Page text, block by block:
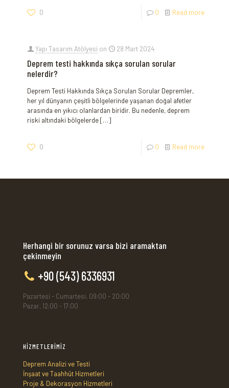
0 0 Read more
Yapı Tasarım Atölyesi on 28 Mart 2024
Deprem testi hakkında sıkça sorulan sorular
nelerdir?
Deprem Testi Hakkında Sıkça Sorulan Sorular Depremler,
her yıl dünyanın çeşitli bölgelerinde yaşanan doğal afetler
arasında en yıkıcı olanlardan biridir. Bu nedenle, deprem
riski altındaki bölgelerde[…]
0 0 Read more
Herhangi bir sorunuz varsa bizi aramaktan
çekinmeyin
+90 (543) 6336931
Pazartesi - Cumartesi, 09:00 - 20:00
Pazar, 12:00 - 17:00
HİZMETLERİMİZ
Deprem Analizi ve Testi
İnşaat ve Taahhüt Hizmetleri
Proje & Dekorasyon Hizmetleri